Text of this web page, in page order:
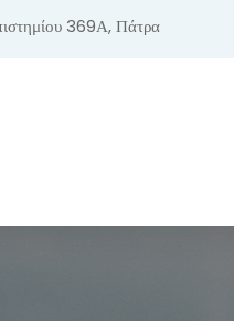
369Α, Πάτρα